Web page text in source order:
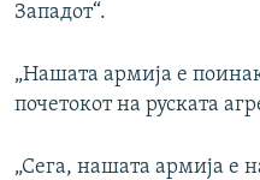
Западот“.
„Нашата армија е
почетокот на руската
„Сега, нашата армија е